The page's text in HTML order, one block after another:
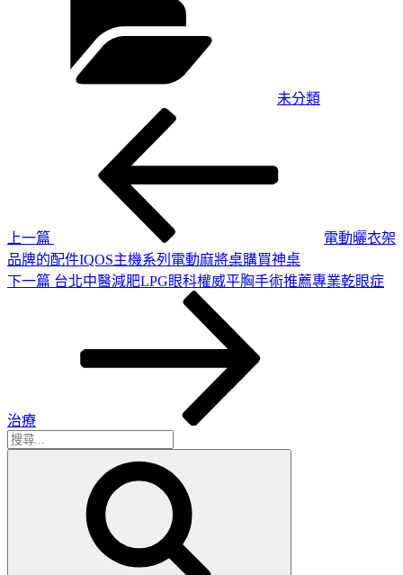
未分類
上一篇
電動曬衣架
品牌的配件IQOS主機系列電動麻將桌購買神桌
下
下一篇 台北中醫減肥LPG眼科權威平胸手術推薦專業乾眼症
治療
搜